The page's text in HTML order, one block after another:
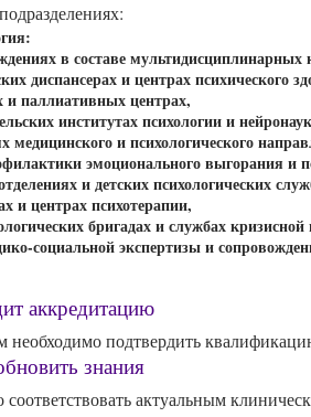
в составе мультидисциплинарных
диспансерах и центрах психического
и паллиативных центрах,
институтах психологии и
медицинского и психологического
эмоционального выгорания и
и детских психологических
и центрах психотерапии,
бригадах и службах
социальной экспертизы и
аккредитацию
необходимо подтвердить
знания
актуальным